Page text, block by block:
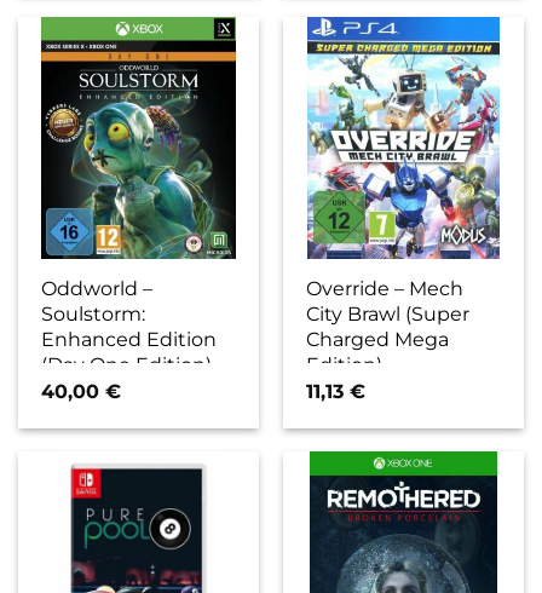
Oddworld –
Soulstorm:
Enhanced Edition
(Day One Edition)
40,00€
Override – Mech
City Brawl (Super
Charged Mega
Edition)
11,13€